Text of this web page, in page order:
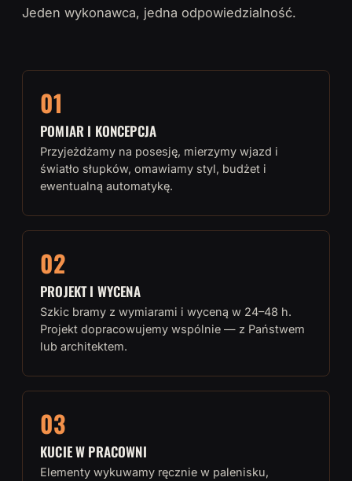
Jeden wykonawca, jedna odpowiedzialność.
01
POMIAR I KONCEPCJA
Przyjeżdżamy na posesję, mierzymy wjazd i
światło słupków, omawiamy styl, budżet i
ewentualną automatykę.
02
PROJEKT I WYCENA
Szkic bramy z wymiarami i wyceną w 24–48 h.
Projekt dopracowujemy wspólnie — z Państwem
lub architektem.
03
KUCIE W PRACOWNI
Elementy wykuwamy ręcznie w palenisku,